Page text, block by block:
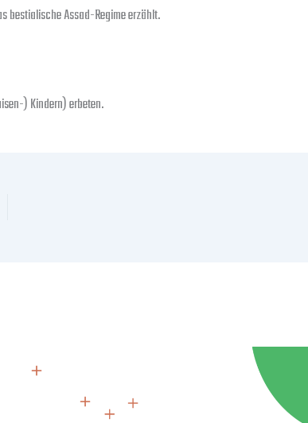
bestialische Assad-Regime erzählt.
) Kindern) erbeten.